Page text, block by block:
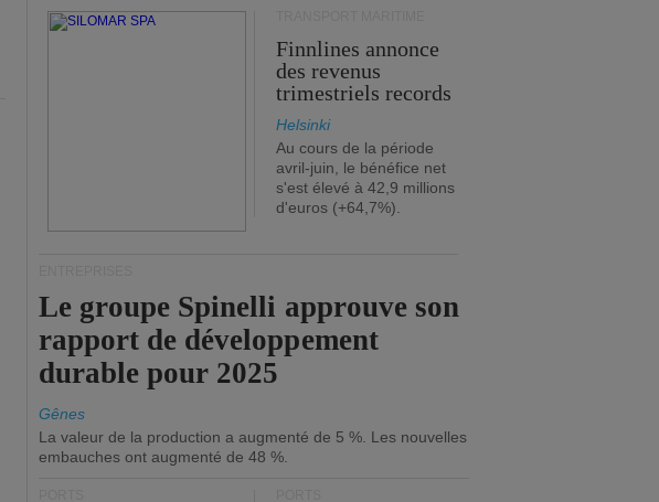
Finnlines annonce
des revenus
trimestriels records
Helsinki
Au cours de la période
avril-juin, le bénéfice net
s'est élevé à 42,9 millions
d'euros (+64,7%).
Le groupe Spinelli approuve son
rapport de développement
durable pour 2025
Gênes
La valeur de la production a augmenté de 5 %. Les nouvelles
embauches ont augmenté de 48 %.